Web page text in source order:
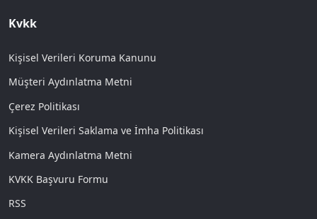
Kvkk
Kişisel Verileri Koruma Kanunu
Müşteri Aydınlatma Metni
Çerez Politikası
Kişisel Verileri Saklama ve İmha Politikası
Kamera Aydınlatma Metni
KVKK Başvuru Formu
RSS